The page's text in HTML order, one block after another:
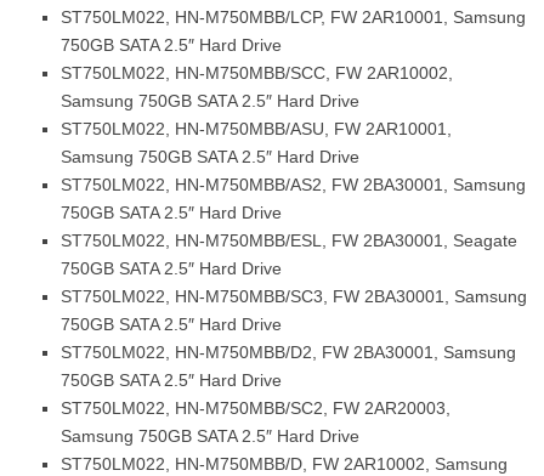
ST750LM022, HN-M750MBB/LCP, FW 2AR10001, Samsung
750GB SATA 2.5″ Hard Drive
ST750LM022, HN-M750MBB/SCC, FW 2AR10002,
Samsung 750GB SATA 2.5″ Hard Drive
ST750LM022, HN-M750MBB/ASU, FW 2AR10001,
Samsung 750GB SATA 2.5″ Hard Drive
ST750LM022, HN-M750MBB/AS2, FW 2BA30001, Samsung
750GB SATA 2.5″ Hard Drive
ST750LM022, HN-M750MBB/ESL, FW 2BA30001, Seagate
750GB SATA 2.5″ Hard Drive
ST750LM022, HN-M750MBB/SC3, FW 2BA30001, Samsung
750GB SATA 2.5″ Hard Drive
ST750LM022, HN-M750MBB/D2, FW 2BA30001, Samsung
750GB SATA 2.5″ Hard Drive
ST750LM022, HN-M750MBB/SC2, FW 2AR20003,
Samsung 750GB SATA 2.5″ Hard Drive
ST750LM022, HN-M750MBB/D, FW 2AR10002, Samsung